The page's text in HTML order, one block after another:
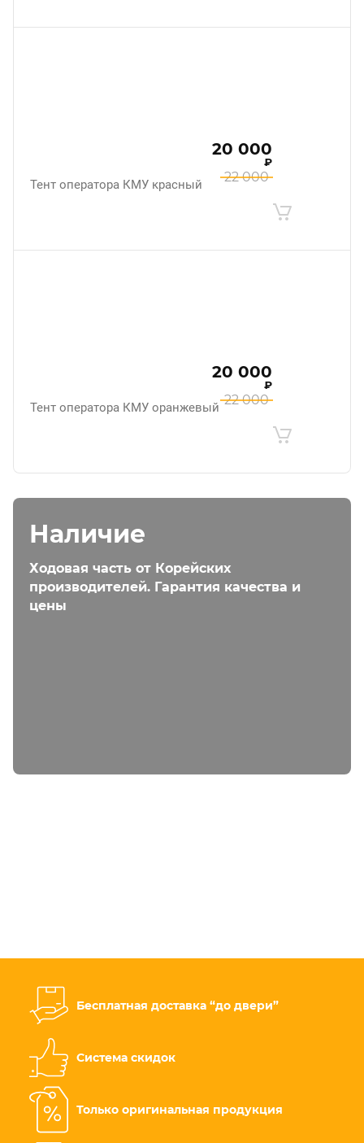
Тент оператора КМУ красный 22 000
20 000
₽
Тент оператора КМУ оранжевый 22 000
20 000
₽
Наличие
Ходовая часть от Корейских
производителей. Гарантия качества и
цены
Бесплатная доставка “до двери”
Система скидок
Только оригинальная продукция